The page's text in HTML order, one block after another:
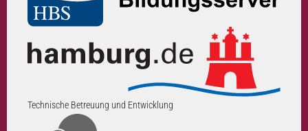
Technische Betreuung und Entwicklung